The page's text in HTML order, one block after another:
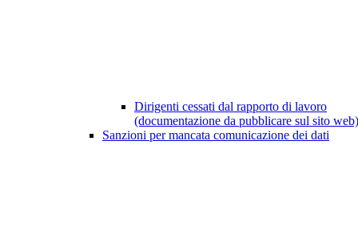
Dirigenti cessati dal rapporto di lavoro
(documentazione da pubblicare sul sito
Sanzioni per mancata comunicazione dei dati